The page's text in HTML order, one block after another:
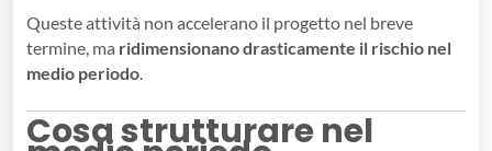
Queste attività non accelerano il progetto nel breve
termine, ma ridimensionano drasticamente il rischio nel
medio periodo.
Cosa strutturare nel